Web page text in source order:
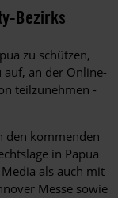
Bezirks
zu schützen,
an der Online-
teilzunehmen -
den kommenden
in Papua
als auch mit
Messe sowie